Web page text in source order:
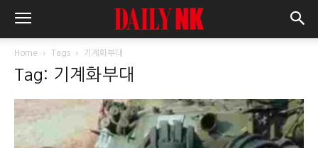
Home Tags 기계화부대
Tag: 기계화부대